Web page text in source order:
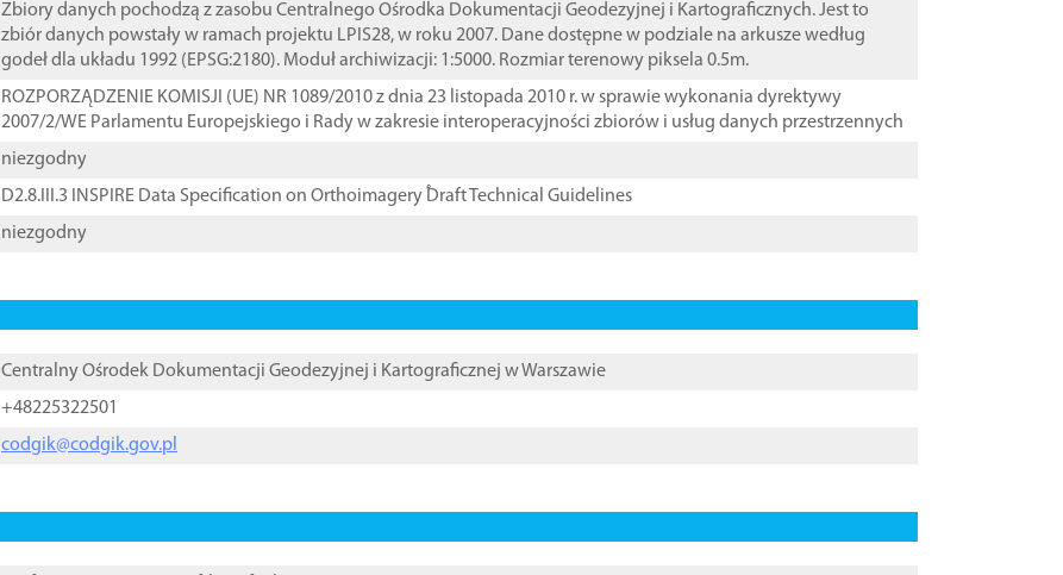
Zbiory danych pochodzą z zasobu Centralnego Ośrodka Dokumentacji Geodezyjnej i Kartograficznych. Jest to
zbiór danych powstały w ramach projektu LPIS28, w roku 2007. Dane dostępne w podziale na arkusze według
godeł dla układu 1992 (EPSG:2180). Moduł archiwizacji: 1:5000. Rozmiar terenowy piksela 0.5m.
ROZPORZĄDZENIE KOMISJI (UE) NR 1089/2010 z dnia 23 listopada 2010 r. w sprawie wykonania dyrektywy
2007/2/WE Parlamentu Europejskiego i Rady w zakresie interoperacyjności zbiorów i usług danych przestrzennych
niezgodny
D2.8.III.3 INSPIRE Data Specification on Orthoimagery ֠Draft Technical Guidelines
niezgodny
Centralny Ośrodek Dokumentacji Geodezyjnej i Kartograficznej w Warszawie
+48225322501
codgik@codgik.gov.pl